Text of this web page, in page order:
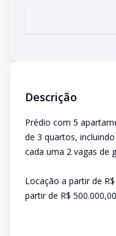
Descrição
Prédio com 5
de 3 quartos,
cada uma 2 vagas de
Locação a partir de
partir de R$